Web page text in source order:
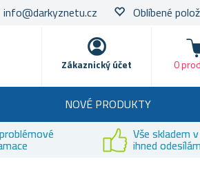
info@darkyznetu.cz Oblíbené
Zákaznický účet 0
NOVÉ PRODUKTY
Vše skladem
ihned